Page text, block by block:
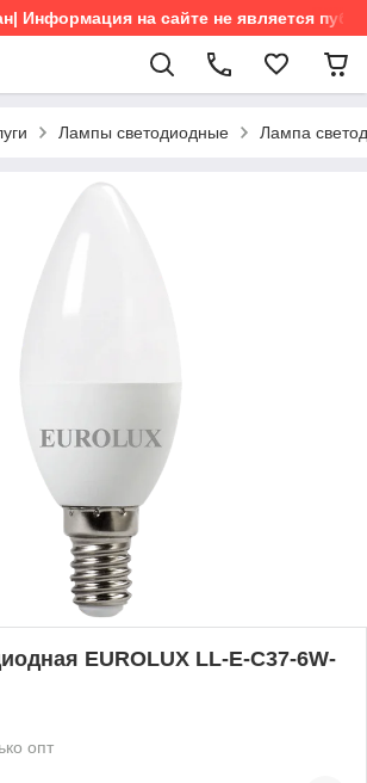
Информация на сайте не является
Лампы светодиодные Лампа
EUROLUX LL-E-C37-6W-
опт